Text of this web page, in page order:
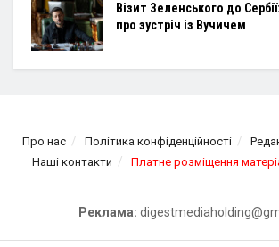
Візит Зеленського до
про зустріч із Вучичем
Про нас Політика конфіденційності
Наші контакти
Платне розміщення
Реклама: